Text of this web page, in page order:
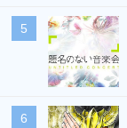
5
6